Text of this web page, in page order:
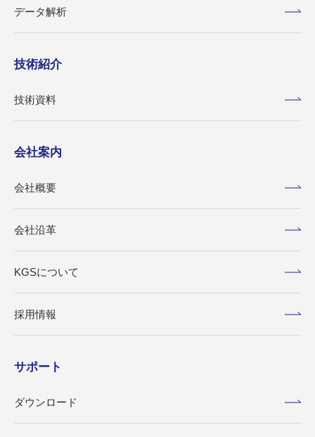
データ解析
技術紹介
技術資料
会社案内
会社概要
会社沿革
KGSについて
採用情報
サポート
ダウンロード